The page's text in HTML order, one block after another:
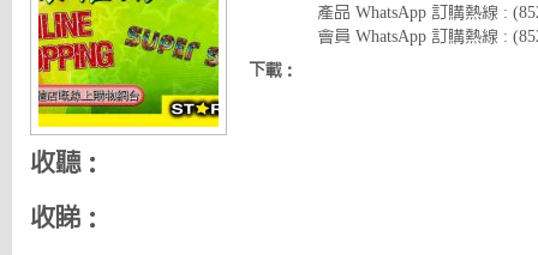
產品 WhatsApp 訂購熱線 :
會員 WhatsApp 訂購熱線 :
下載：
收聽：
收睇：